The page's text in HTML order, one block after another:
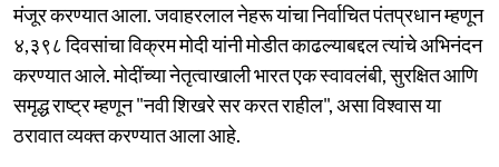
मंजूर करण्यात आला. जवाहरलाल नेहरू यांचा निर्वाचित पंतप्रधान म्हणून
४,३९८ दिवसांचा विक्रम मोदी यांनी मोडीत काढल्याबद्दल त्यांचे अभिनंदन
करण्यात आले. मोदींच्या नेतृत्वाखाली भारत एक स्वावलंबी, सुरक्षित आणि
समृद्ध राष्ट्र म्हणून "नवी शिखरे सर करत राहील", असा विश्वास या
ठरावात व्यक्त करण्यात आला आहे.